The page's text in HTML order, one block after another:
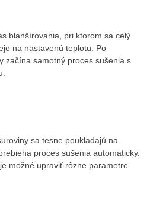
blanšírovania, pri ktorom sa celý
na nastavenú teplotu. Po
začína samotný proces sušenia s
sa tesne poukladajú na
proces sušenia automaticky.
možné upraviť rôzne parametre.